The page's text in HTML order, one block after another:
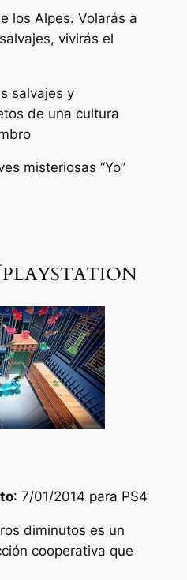
los Alpes. Volarás a
vivirás el
salvajes y
de una cultura
misteriosas “Yo”
: 7/01/2014 para PS4
diminutos es un
cooperativa que